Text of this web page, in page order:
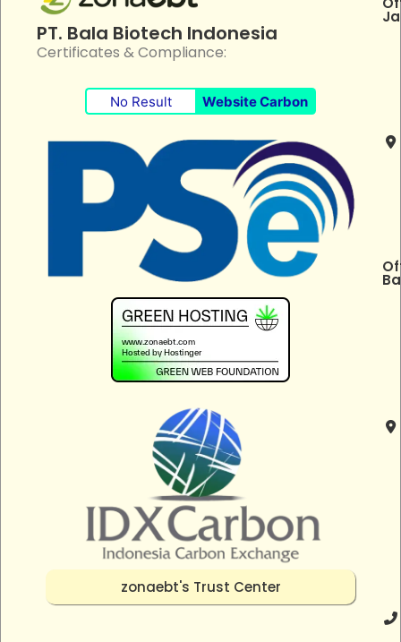
PT. Bala Biotech Indonesia
Certificates & Compliance:
No Result Website Carbon
zonaebt's Trust Center